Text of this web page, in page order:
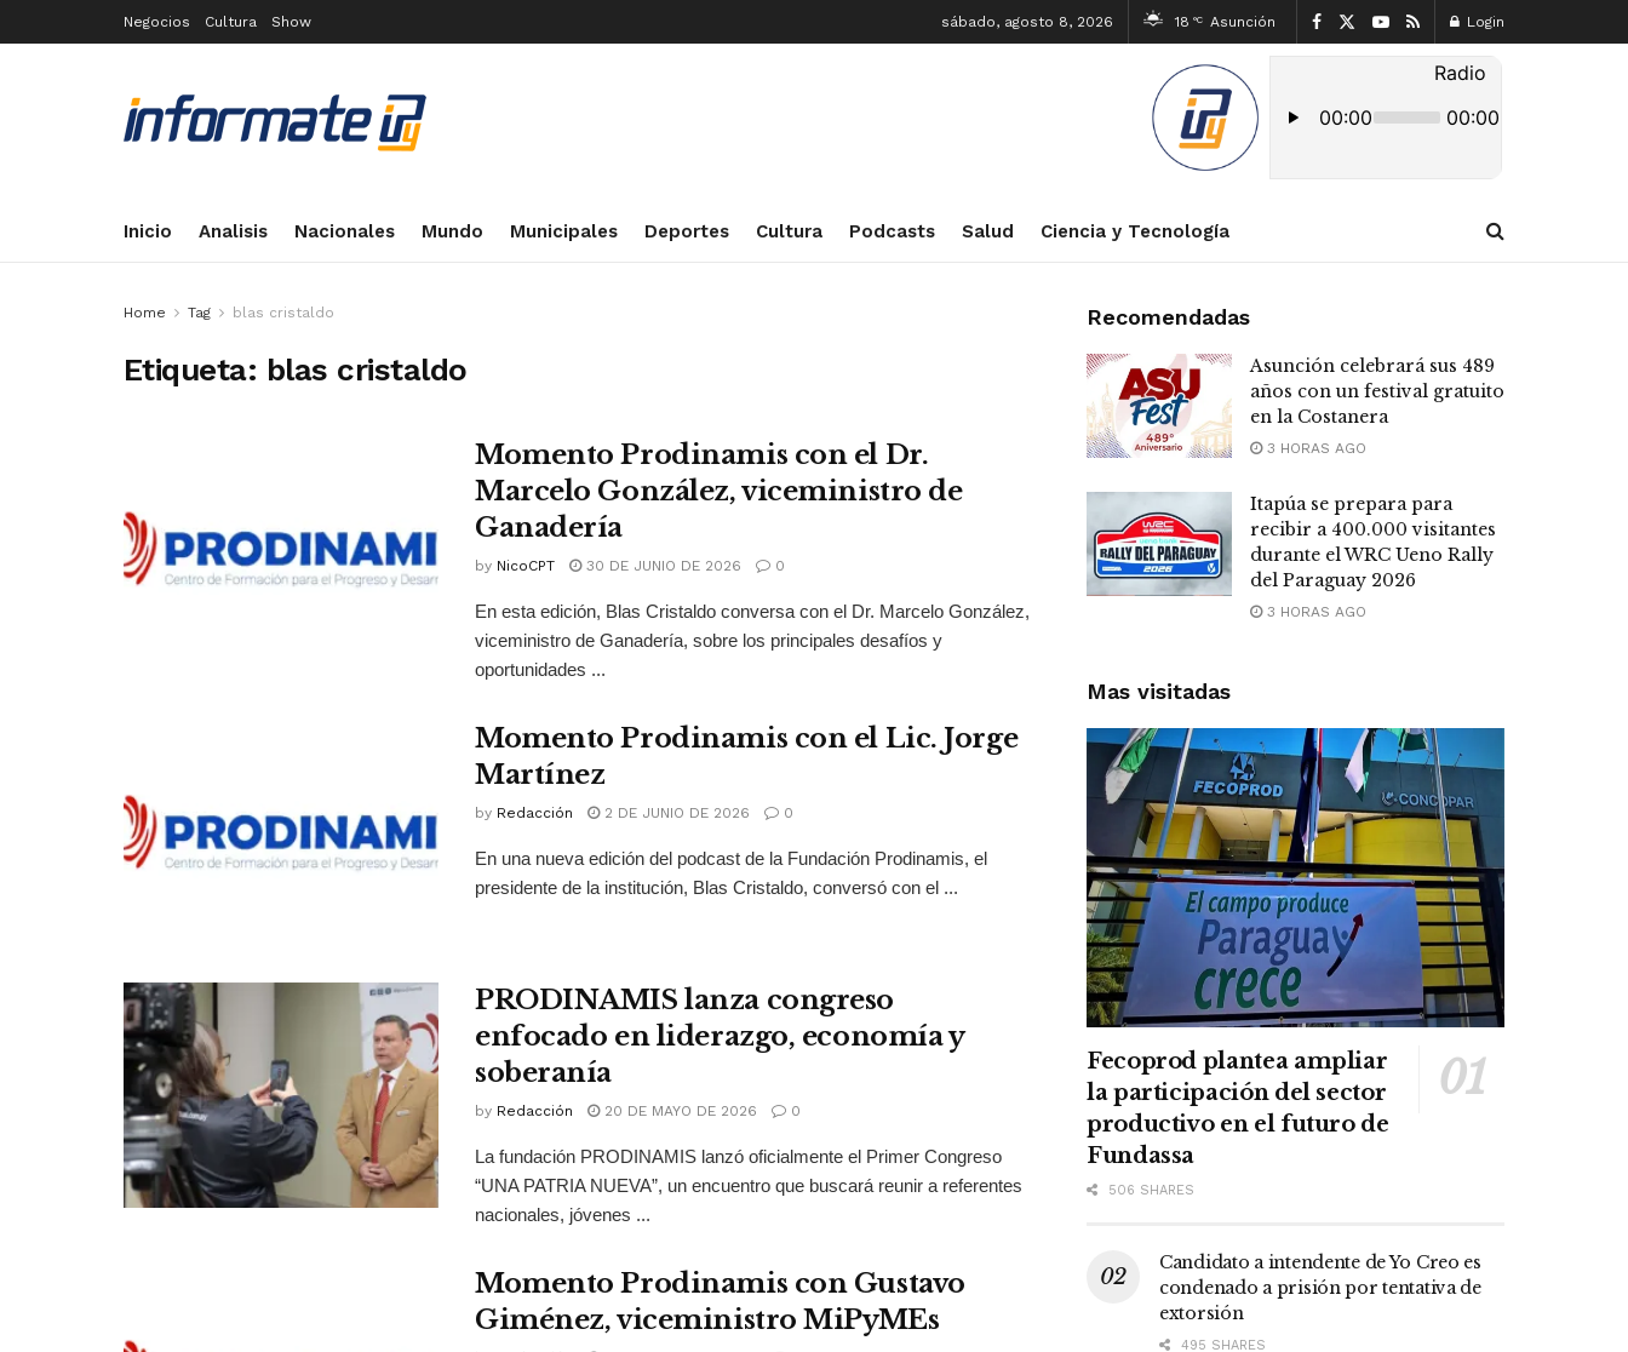
Negocios Cultura Show sábado, agosto 8, 2026 18 °C Asunción Login
Inicio Analisis Nacionales Mundo Municipales Deportes Cultura Podcasts Salud Ciencia y Tecnología
Home Tag blas cristaldo
Etiqueta: blas cristaldo
Momento Prodinamis con el Dr.
Marcelo González, viceministro de
Ganadería
by NicoCPT 30 DE JUNIO DE 2026 0
En esta edición, Blas Cristaldo conversa con el Dr. Marcelo González,
viceministro de Ganadería, sobre los principales desafíos y
oportunidades ...
Momento Prodinamis con el Lic. Jorge
Martínez
by Redacción 2 DE JUNIO DE 2026 0
En una nueva edición del podcast de la Fundación Prodinamis, el
presidente de la institución, Blas Cristaldo, conversó con el ...
PRODINAMIS lanza congreso
enfocado en liderazgo, economía y
soberanía
by Redacción 20 DE MAYO DE 2026 0
La fundación PRODINAMIS lanzó oficialmente el Primer Congreso
“UNA PATRIA NUEVA”, un encuentro que buscará reunir a referentes
nacionales, jóvenes ...
Momento Prodinamis con Gustavo
Giménez, viceministro MiPyMEs
Recomendadas
Asunción celebrará sus 489
años con un festival gratuito
en la Costanera
3 HORAS AGO
Itapúa se prepara para
recibir a 400.000 visitantes
durante el WRC Ueno Rally
del Paraguay 2026
3 HORAS AGO
Mas visitadas
Fecoprod plantea ampliar
la participación del sector
productivo en el futuro de
Fundassa
506 SHARES
Candidato a intendente de Yo Creo es
condenado a prisión por tentativa de
extorsión
495 SHARES